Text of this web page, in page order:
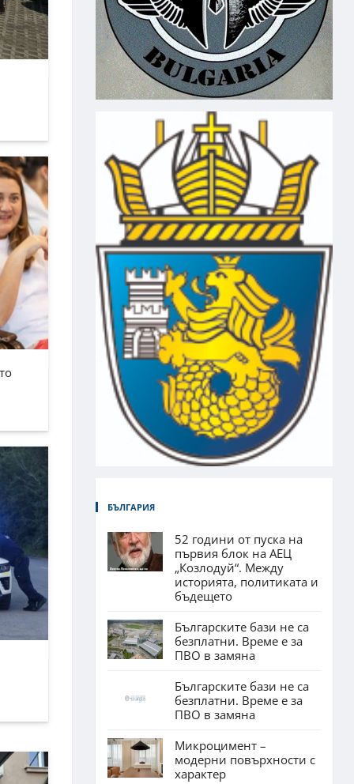
БЪЛГАРИЯ
52 години от пуска на
първия блок на АЕЦ
„Козлодуй“. Между
историята, политиката и
бъдещето
Българските бази не са
безплатни. Време е за
ПВО в замяна
Българските бази не са
безплатни. Време е за
ПВО в замяна
Микроцимент –
модерни повърхности с
характер